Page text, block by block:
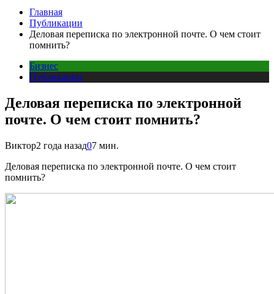
Главная
Публикации
Деловая переписка по электронной почте. О чем стоит
помнить?
Бизнес
Публикации
Деловая переписка по электронной
почте. О чем стоит помнить?
Виктор2 года назад07 мин.
Деловая переписка по электронной почте. О чем стоит
помнить?